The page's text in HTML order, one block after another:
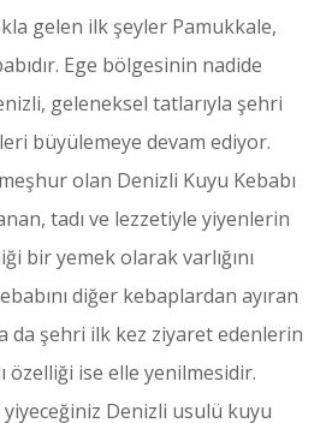
gelen ilk şeyler Pamukkale,
Ege bölgesinin nadide
geleneksel tatlarıyla şehri
büyülemeye devam ediyor.
olan Denizli Kuyu Kebabı
tadı ve lezzetiyle yiyenlerin
bir yemek olarak varlığını
diğer kebaplardan ayıran
da şehri ilk kez ziyaret edenlerin
özelliği ise elle yenilmesidir.
yiyeceğiniz Denizli usulü kuyu